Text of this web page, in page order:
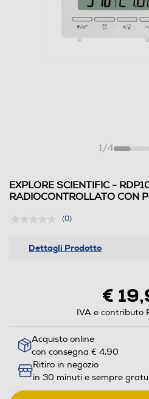
1/4
EXPLORE SCIENTIFIC -
RADIOCONTROLLATO CON
(0)
Dettagli Prodotto
€
IVA e contributo
Acquisto online
con consegna € 4,90
Ritiro in negozio
in 30 minuti e sempre